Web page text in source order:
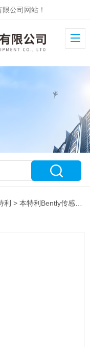
公司网站！
利 >本特利Bently传感器